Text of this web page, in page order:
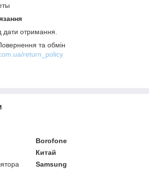
дати отримання.
та обмін
return_policy
Borofone
Китай
Samsung